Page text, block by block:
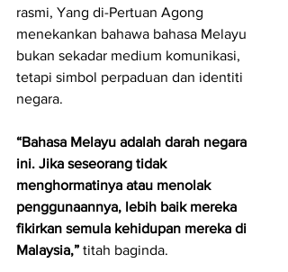
rasmi, Yang di-Pertuan Agong
menekankan bahawa bahasa Melayu
bukan sekadar medium komunikasi,
tetapi simbol perpaduan dan identiti
negara.
“Bahasa Melayu adalah darah negara
ini. Jika seseorang tidak
menghormatinya atau menolak
penggunaannya, lebih baik mereka
fikirkan semula kehidupan mereka di
Malaysia,” titah baginda.